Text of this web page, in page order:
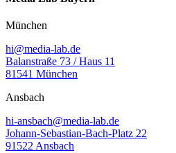
München
hi@media-lab.de
Balanstraße 73 / Haus 11
81541 München
Ansbach
hi-ansbach@media-lab.de
Johann-Sebastian-Bach-Platz 22
91522 Ansbach